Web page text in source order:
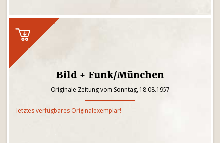
Bild + Funk/München
Originale Zeitung vom Sonntag, 18.08.1957
letztes verfügbares Originalexemplar!